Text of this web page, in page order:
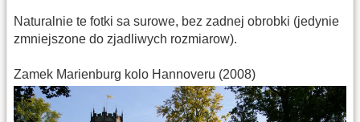
Naturalnie te fotki sa surowe, bez zadnej obrobki (jedynie
zmniejszone do zjadliwych rozmiarow).
Zamek Marienburg kolo Hannoveru (2008)